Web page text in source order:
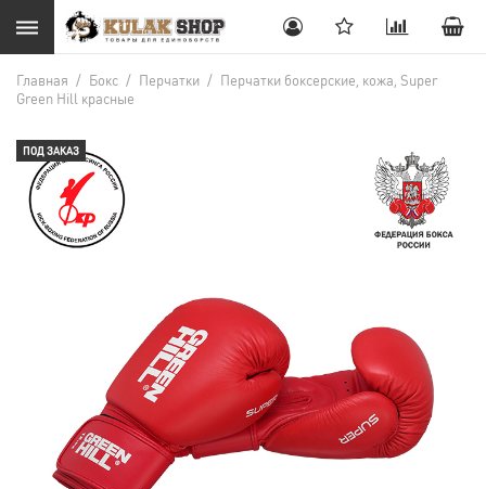
Главная / Бокс / Перчатки / Перчатки боксерские, кожа, Super
Green Hill красные
ПОД ЗАКАЗ